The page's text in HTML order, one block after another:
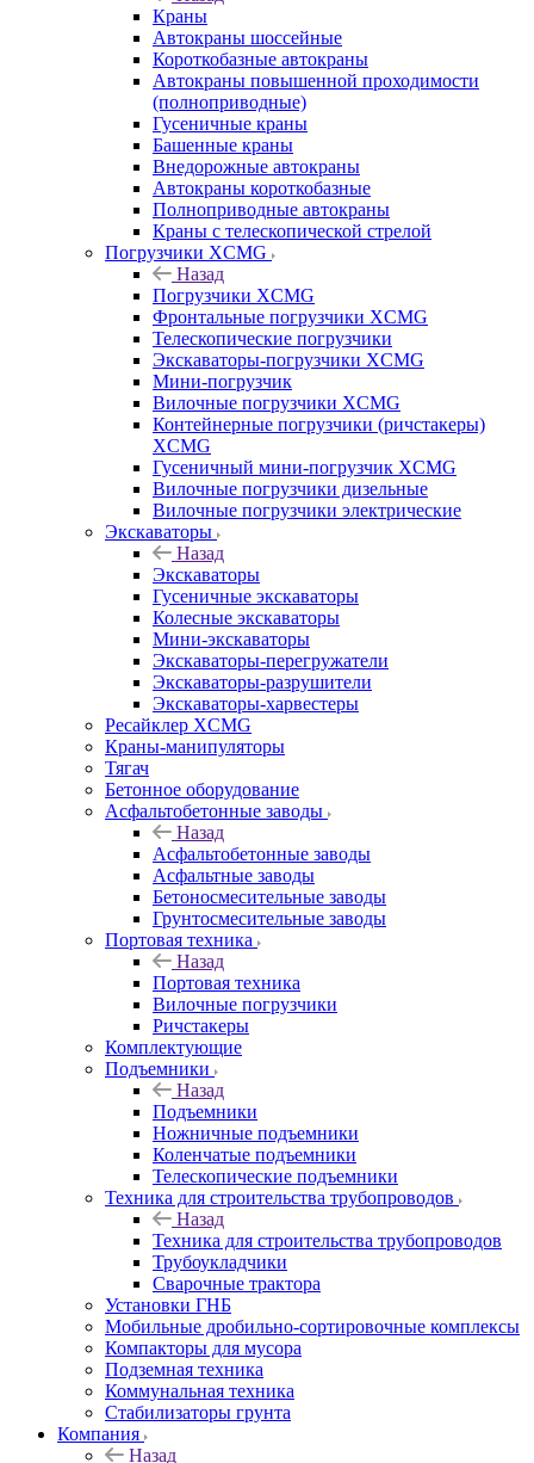
Краны
Автокраны шоссейные
Короткобазные автокраны
Автокраны повышенной проходимости
(полноприводные)
Гусеничные краны
Башенные краны
Внедорожные автокраны
Автокраны короткобазные
Полноприводные автокраны
Краны с телескопической стрелой
Погрузчики XCMG
Назад
Погрузчики XCMG
Фронтальные погрузчики XCMG
Телескопические погрузчики
Экскаваторы-погрузчики XCMG
Мини-погрузчик
Вилочные погрузчики XCMG
Контейнерные погрузчики (ричстакеры)
XCMG
Гусеничный мини-погрузчик XCMG
Вилочные погрузчики дизельные
Вилочные погрузчики электрические
Экскаваторы
Назад
Экскаваторы
Гусеничные экскаваторы
Колесные экскаваторы
Мини-экскаваторы
Экскаваторы-перегружатели
Экскаваторы-разрушители
Экскаваторы-харвестеры
Ресайклер XCMG
Краны-манипуляторы
Тягач
Бетонное оборудование
Асфальтобетонные заводы
Назад
Асфальтобетонные заводы
Асфальтные заводы
Бетоносмесительные заводы
Грунтосмесительные заводы
Портовая техника
Назад
Портовая техника
Вилочные погрузчики
Ричстакеры
Комплектующие
Подъемники
Назад
Подъемники
Ножничные подъемники
Коленчатые подъемники
Телескопические подъемники
Техника для строительства трубопроводов
Назад
Техника для строительства трубопроводов
Трубоукладчики
Сварочные трактора
Установки ГНБ
Мобильные дробильно-сортировочные комплексы
Компакторы для мусора
Подземная техника
Коммунальная техника
Стабилизаторы грунта
Компания
Назад